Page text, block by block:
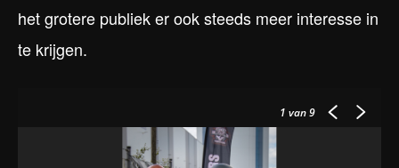
het grotere publiek er ook steeds meer interesse in
te krijgen.
1 van 9